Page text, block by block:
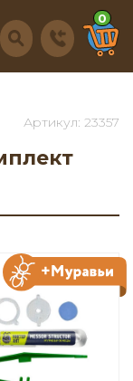
0
Артикул: 23357